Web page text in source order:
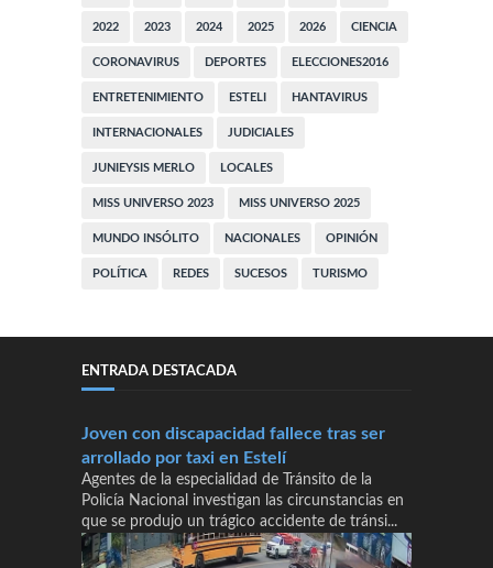
2022 2023 2024 2025 2026 CIENCIA
CORONAVIRUS DEPORTES ELECCIONES2016
ENTRETENIMIENTO ESTELI HANTAVIRUS
INTERNACIONALES JUDICIALES
JUNIEYSIS MERLO LOCALES
MISS UNIVERSO 2023 MISS UNIVERSO 2025
MUNDO INSÓLITO NACIONALES OPINIÓN
POLÍTICA REDES SUCESOS TURISMO
ENTRADA DESTACADA
Joven con discapacidad fallece tras ser
arrollado por taxi en Estelí
Agentes de la especialidad de Tránsito de la
Policía Nacional investigan las circunstancias en
que se produjo un trágico accidente de tránsi...